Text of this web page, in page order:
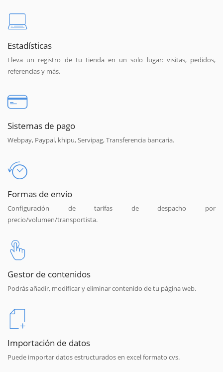
Estadísticas
Lleva un registro de tu tienda en un solo lugar: visitas, pedidos,
referencias y más.
Sistemas de pago
Webpay, Paypal, khipu, Servipag, Transferencia bancaria.
Formas de envío
Configuración de tarifas de despacho por
precio/volumen/transportista.
Gestor de contenidos
Podrás añadir, modificar y eliminar contenido de tu página web.
Importación de datos
Puede importar datos estructurados en excel formato cvs.